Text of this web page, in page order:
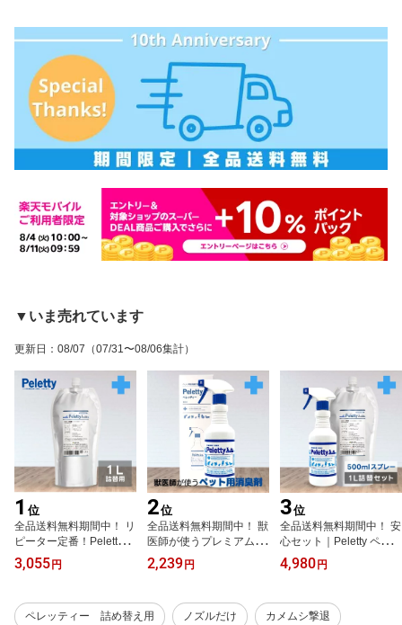
▼いま売れています
更新日 ： 08/07 （07/31〜08/06集計）
1 位
全品送料無料期間中！ リ
ピーター定番！Peletty ペ
レッティー 詰替用 1L ペ
ット消臭スプレー｜獣医
長期安定型 抜群の効果と
安定性 犬 猫 トイレ 匂い
3,055円
2位
全品送料無料期間中！ 獣
医師が使うプレミアム消
臭｜Peletty ペレッティー
500ml ペット用消臭スプ
い 獣臭 除菌 無香料 無刺
激 リピーター定番
2,239円
3位
全品送料無料期間中！ 安
心セット｜Peletty ペレッ
ティー ペット消臭スプレ
ー 500ml＋詰替用1L 獣
臭 リピーター定番 長期
安定型 抜群の効果と安定
4,980円
ペレッティー 詰め替え用 ノズルだけ カメムシ撃退